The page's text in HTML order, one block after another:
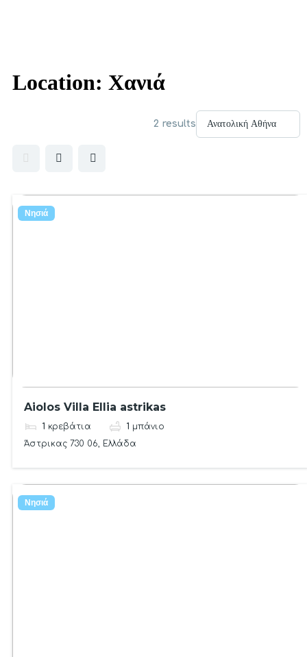
Location: Χανιά
2 results
Νησιά
Aiolos Villa Ellia astrikas
1 κρεβάτια 1 μπάνιο
Άστρικας 730 06, Ελλάδα
Νησιά